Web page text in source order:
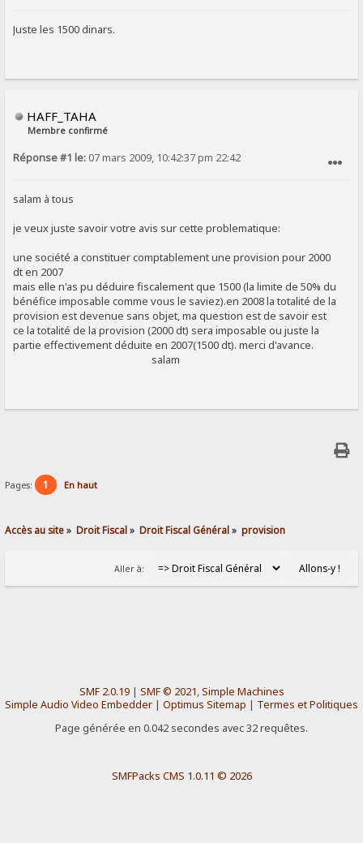
Juste les 1500 dinars.
HAFF_TAHA
Membre confirmé
Réponse #1 le: 07 mars 2009, 10:42:37 pm 22:42
salam à tous
je veux juste savoir votre avis sur cette problematique:
une société a constituer comptablement une provision pour 2000
dt en 2007
mais elle n'as pu déduire fiscalement que 1500 (la limite de 50% du
bénéfice imposable comme vous le saviez).en 2008 la totalité de la
provision est devenue sans objet, ma question est de savoir est
ce la totalité de la provision (2000 dt) sera imposable ou juste la
partie effectivement déduite en 2007(1500 dt). merci d'avance.
salam
Pages: 1 En haut
Accès au site» Droit Fiscal» Droit Fiscal Général» provision
Aller à:
SMF 2.0.19| SMF © 2021,Simple Machines
Simple Audio Video Embedder
Optimus Sitemap
Termes et Politiques
Page générée en 0.042 secondes avec 32 requêtes.
SMFPacks CMS 1.0.11 © 2026